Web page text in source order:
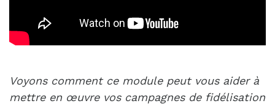
Voyons comment ce module peut vous aider à
mettre en œuvre vos campagnes de fidélisation